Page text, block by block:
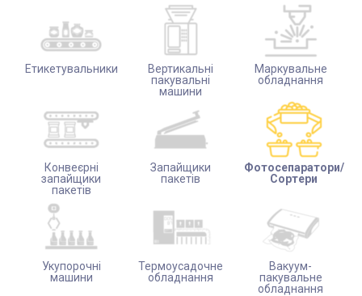
Етикетувальники
Вертикальні
пакувальні
машини
Маркувальне
обладнання
Конвеєрні
запайщики
пакетів
Запайщики
пакетів
Фотосепаратори/
Сортери
Укупорочні
машини
Термоусадочне
обладнання
Вакуум-
пакувальне
обладнання